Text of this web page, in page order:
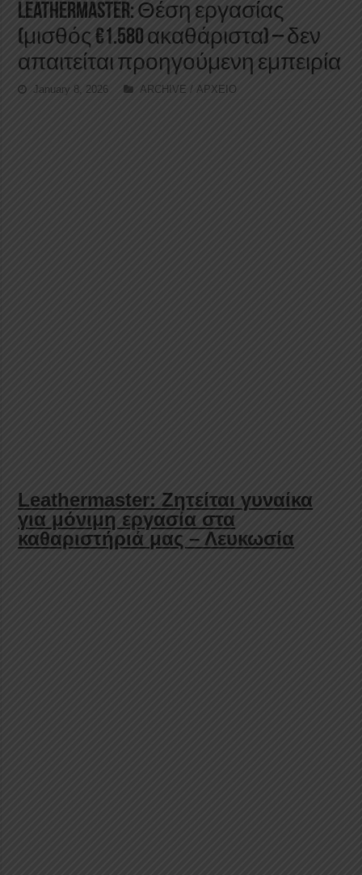
Leathermaster: Θέση εργασίας
(μισθός €1.580 ακαθάριστα) – δεν
απαιτείται προηγούμενη εμπειρία
January 8, 2026 ARCHIVE / ΑΡΧΕΙΟ
Leathermaster: Ζητείται γυναίκα
για μόνιμη εργασία στα
καθαριστήριά μας – Λευκωσία